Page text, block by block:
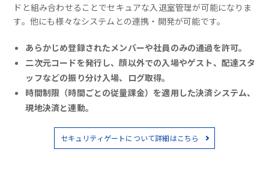
ドと組み合わせることでセキュアな入退室管理が可能になりま
す。他にも様々なシステムとの連携・開発が可能です。
あらかじめ登録されたメンバーや社員のみの通過を許可。
二次元コードを発行し、顔以外での入場やゲスト、配達スタ
ッフなどの振り分け入場、ログ取得。
時間制限（時間ごとの従量課金）を適用した決済システム、
現地決済と連動。
セキュリティゲートについて詳細はこちら